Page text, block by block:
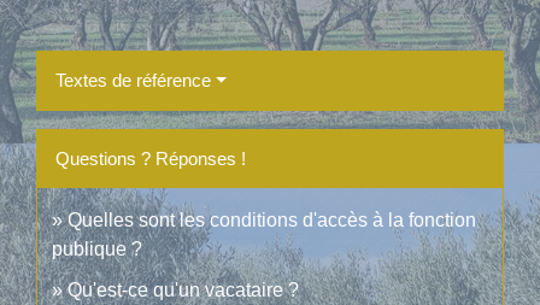
Textes de référence
Questions ? Réponses !
Quelles sont les conditions d'accès à la fonction
publique ?
Qu'est-ce qu'un vacataire ?